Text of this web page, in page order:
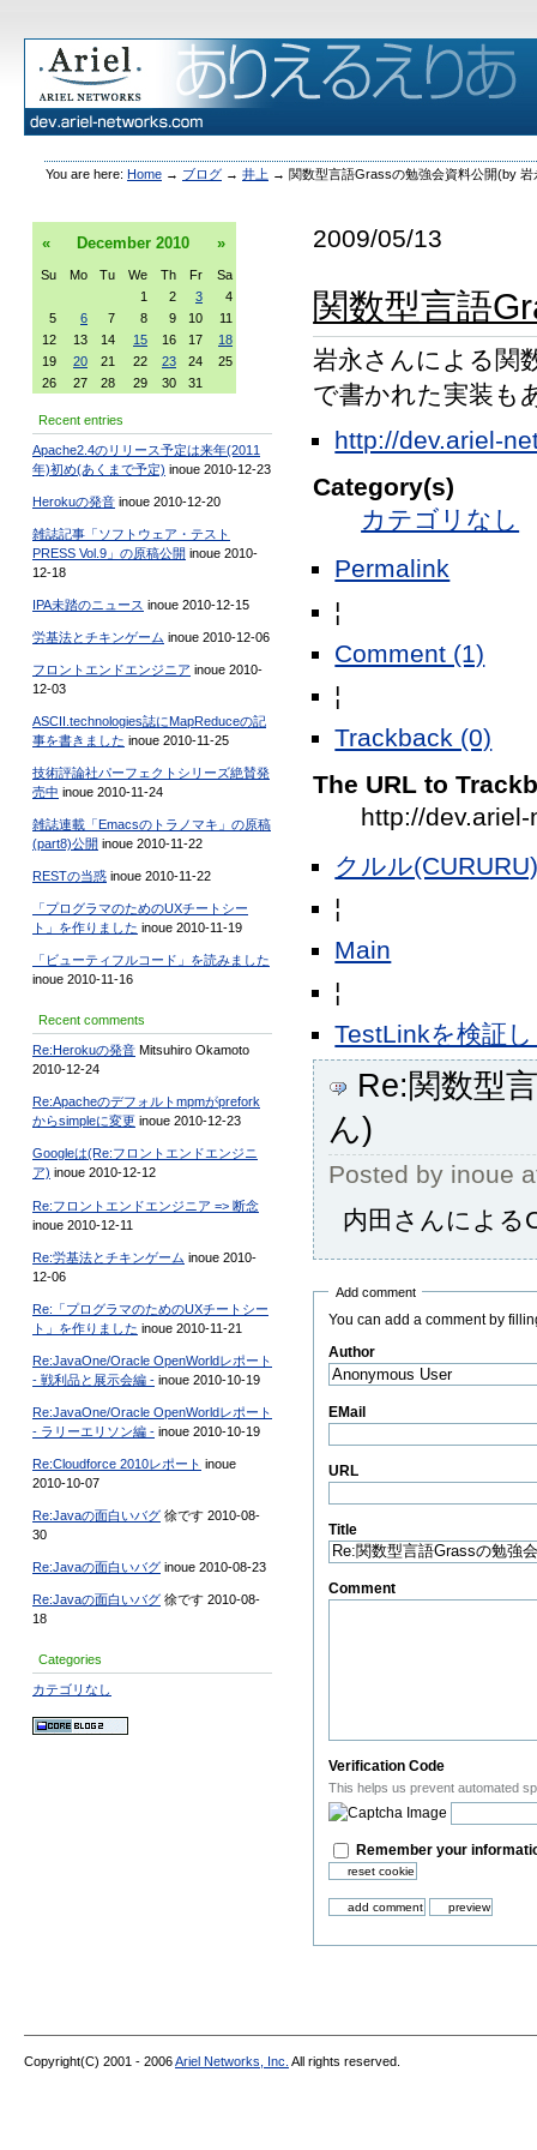
You are here: Home → ブログ → 井上 → 関数型言語Grassの勉強会資料公開(by 岩
« December 2010 »
Su Mo Tu We Th Fr
Sa
1
2 3
4
5
6 7 8 9 10
11
12
13 14 15 16 17
18
19
20 21 22 23 24
25
26
27 28 29 30 31
Recent entries
Apache2.4のリリース予定は来年(2011
年)初め(あくまで予定) inoue 2010-12-23
Herokuの発音 inoue 2010-12-20
雑誌記事「ソフトウェア・テスト
PRESS Vol.9」の原稿公開 inoue 2010-
12-18
IPA未踏のニュース inoue 2010-12-15
労基法とチキンゲーム inoue 2010-12-06
フロントエンドエンジニア inoue 2010-
12-03
ASCII.technologies誌にMapReduceの記
事を書きました inoue 2010-11-25
技術評論社パーフェクトシリーズ絶賛発
売中 inoue 2010-11-24
雑誌連載「Emacsのトラノマキ」の原稿
(part8)公開 inoue 2010-11-22
RESTの当惑 inoue 2010-11-22
「プログラマのためのUXチートシー
ト」を作りました inoue 2010-11-19
「ビューティフルコード」を読みました
inoue 2010-11-16
Recent comments
Re:Herokuの発音 Mitsuhiro Okamoto
2010-12-24
Re:Apacheのデフォルトmpmがprefork
からsimpleに変更 inoue 2010-12-23
Googleは(Re:フロントエンドエンジニ
ア) inoue 2010-12-12
Re:フロントエンドエンジニア => 断念
inoue 2010-12-11
Re:労基法とチキンゲーム inoue 2010-
12-06
Re:「プログラマのためのUXチートシー
ト」を作りました inoue 2010-11-21
Re:JavaOne/Oracle OpenWorldレポート
- 戦利品と展示会編 - inoue 2010-10-19
Re:JavaOne/Oracle OpenWorldレポート
- ラリーエリソン編 - inoue 2010-10-19
Re:Cloudforce 2010レポート inoue
2010-10-07
Re:Javaの面白いバグ 徐です 2010-08-
30
Re:Javaの面白いバグ inoue 2010-08-23
Re:Javaの面白いバグ 徐です 2010-08-
18
Categories
カテゴリなし
2009/05/13
関数型言語
岩永さんによる関
で書かれた実装も
http://dev.ariel-
Category(s)
カテゴリなし
Permalink
¦
Comment (1)
¦
Trackback (0)
The URL to
http://
クルル
¦
Main
¦
TestLinkを検証
Re:関数型
ん)
Posted by inoue
内田さんによる
Add comment
You can add a comment by
Author
EMail
URL
Title
Comment
Verification Code
This helps us prevent automated
Remember your
Copyright(C) 2001 - 2006Ariel Networks, Inc. All rights reserved.